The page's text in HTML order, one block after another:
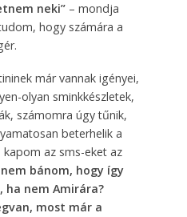
neki”– mondja
hogy számára a
már vannak igényei,
olyan sminkkészletek,
számomra úgy tűnik,
beterhelik a
az sms-eket az
nem bánom, hogy így
nem Amirára?
most már a